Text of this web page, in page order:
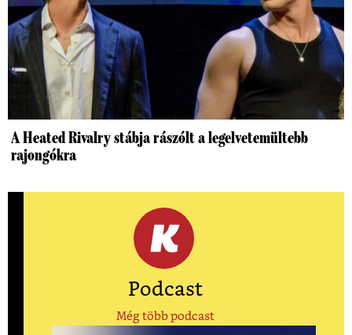
A Heated Rivalry stábja rászólt a legelvetemültebb
rajongókra
Podcast
Még több podcast